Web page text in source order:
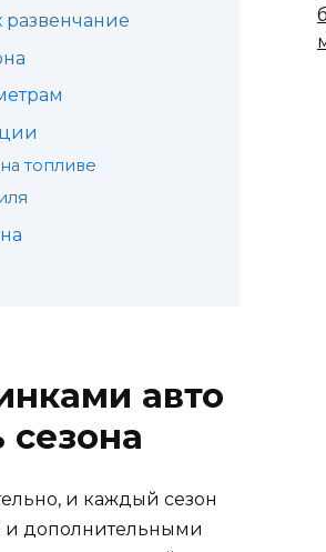
развенчание
топливе
авто
и каждый сезон
и дополнительными